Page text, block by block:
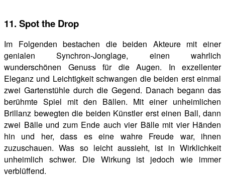
11. Spot the Drop
Im Folgenden bestachen die beiden Akteure mit einer
genialen Synchron-Jonglage, einen wahrlich
wunderschönen Genuss für die Augen. In exzellenter
Eleganz und Leichtigkeit schwangen die beiden erst einmal
zwei Gartenstühle durch die Gegend. Danach begann das
berühmte Spiel mit den Bällen. Mit einer unheimlichen
Brillanz bewegten die beiden Künstler erst einen Ball, dann
zwei Bälle und zum Ende auch vier Bälle mit vier Händen
hin und her, dass es eine wahre Freude war, ihnen
zuzuschauen. Was so leicht aussieht, ist in Wirklichkeit
unheimlich schwer. Die Wirkung ist jedoch wie immer
verblüffend.